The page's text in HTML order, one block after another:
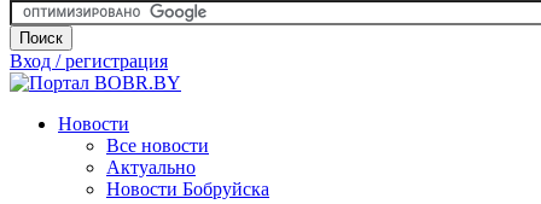
Поиск
Вход / регистрация
Новости
Все новости
Актуально
Новости Бобруйска